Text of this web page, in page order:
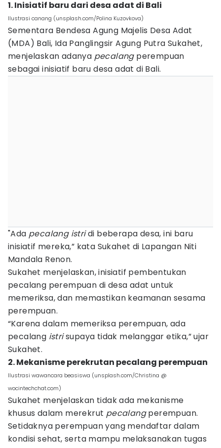
1. Inisiatif baru dari desa adat di Bali
Ilustrasi canang (unsplash.com/Polina Kuzovkova)
Sementara Bendesa Agung Majelis Desa Adat
(MDA) Bali, Ida Panglingsir Agung Putra Sukahet,
menjelaskan adanya pecalangperempuan
sebagai inisiatif baru desa adat di Bali.
"Ada pecalang istridi beberapa desa, ini baru
inisiatif mereka,” kata Sukahet di Lapangan Niti
Mandala Renon.
Sukahet menjelaskan, inisiatif pembentukan
pecalang perempuan di desa adat untuk
memeriksa, dan memastikan keamanan sesama
perempuan.
“Karena dalam memeriksa perempuan, ada
pecalang istrisupaya tidak melanggar etika,” ujar
Sukahet.
2. Mekanisme perekrutan pecalang perempuan
Ilustrasi wawancara beasiswa (unsplash.com/Christina @
wocintechchat.com)
Sukahet menjelaskan tidak ada mekanisme
khusus dalam merekrut pecalangperempuan.
Setidaknya perempuan yang mendaftar dalam
kondisi sehat, serta mampu melaksanakan tugas